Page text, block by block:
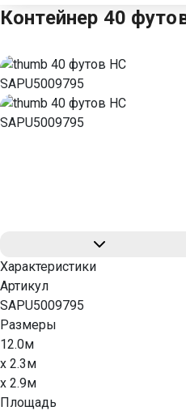
Контейнер 40
Характеристики
Артикул
SAPU5009795
Размеры
12.0м
x 2.3м
x 2.9м
Площадь